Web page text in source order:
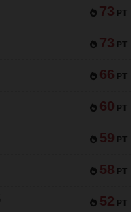
73 PT
73 PT
66 PT
60 PT
59 PT
58 PT
52 PT